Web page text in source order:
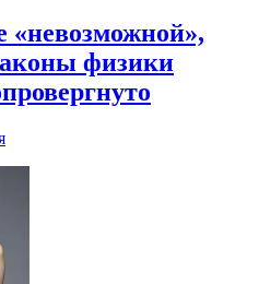
«невозможной»,
физики